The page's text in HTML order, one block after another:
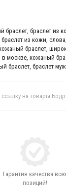
браслет, браслет из
из кожи, слова,
браслет,
в москве, кожаный
браслет, браслет
Гарантия качества всех
позиций!